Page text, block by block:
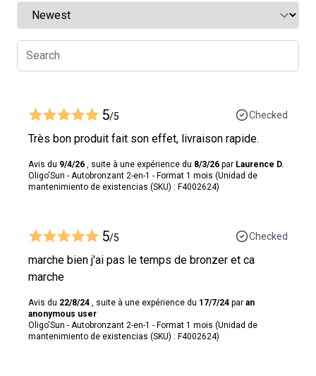
5/5 Checked
Très bon produit fait son effet, livraison rapide.
Avis du 9/4/26 , suite à une expérience du 8/3/26 par Laurence D.
Oligo'Sun - Autobronzant 2-en-1 - Format 1 mois (Unidad de
mantenimiento de existencias (SKU) : F4002624)
5/5 Checked
marche bien j'ai pas le temps de bronzer et ca
marche
Avis du 22/8/24 , suite à une expérience du 17/7/24 par an
anonymous user
Oligo'Sun - Autobronzant 2-en-1 - Format 1 mois (Unidad de
mantenimiento de existencias (SKU) : F4002624)